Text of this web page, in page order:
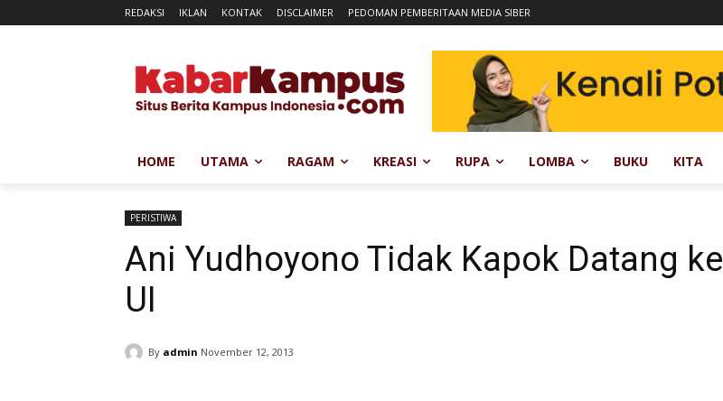
REDAKSI IKLAN KONTAK DISCLAIMER PEDOMAN PEMBERITAAN MEDIA SIBER
HOME UTAMA RAGAM KREASI RUPA LOMBA BUKU KITA
PERISTIWA
Ani Yudhoyono Tidak Kapok Datang ke
UI
By admin November 12, 2013